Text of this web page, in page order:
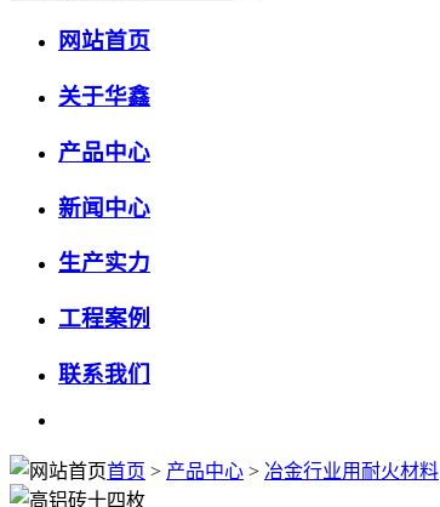
网站首页
关于华鑫
产品中心
新闻中心
生产实力
工程案例
联系我们
首页 > 产品中心 > 冶金行业用耐火材料